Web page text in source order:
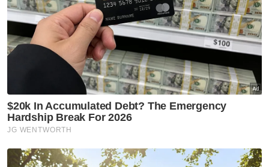
Johor
‘Bukan wayang, kami cuma
tuntut janji KKM’ - Onn Hafiz
Johor
Johor jawab kritikan Dr
Rafidah, tegas perjuang sektor
Johor